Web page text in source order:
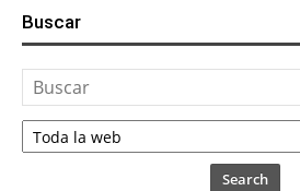
Buscar
Search